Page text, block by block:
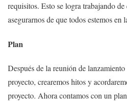
requisitos. Esto se logra trabajando
asegurarnos de que todos estemos en
Plan
Después de la reunión de
proyecto, crearemos hitos y
proyecto. Ahora contamos con un